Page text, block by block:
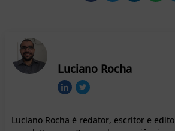
Luciano Rocha
Luciano Rocha é redator, escritor e